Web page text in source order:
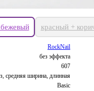
красный +
RockNail
без эффекта
607
средняя ширина, длинная
Basic